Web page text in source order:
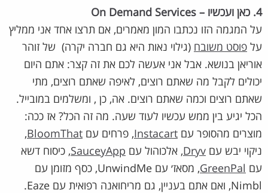
4. כאן ועכשיו – On Demand Services
על המגמה הזו נכתבו המון מאמרים, אם תרצו אחד אני ממליץ
על פוסט משובח (גילוי נאות היא גם חברה יקרה) של זוהר
אוריאן בנושא. אבל אני אעשה לכם את זה קצר: אתם היום
יכולים לקבל מה שאתם רוצים, לאיפה שאתם רוצים, מתי
שאתם רוצים וכמה שאתם רוצים. אה, כן , ומשלמים במובייל.
הכל יגיע בין ממש עכשיו לעוד שעה. מה זה הכל? אז ככה:
מוצרים מהסופר עם Instacart, פרחים עם BloomThat
,
ניקוי יבש עם Dryv, אלכוהול עם SauceyApp, כיסוח דשא
עם GreenPal
, מסאז׳ עם UnwindMe, כסף מזומן עם
Nimbl, ואם אתם בעניין, גם מריחואנה רפואית עם Eaze.